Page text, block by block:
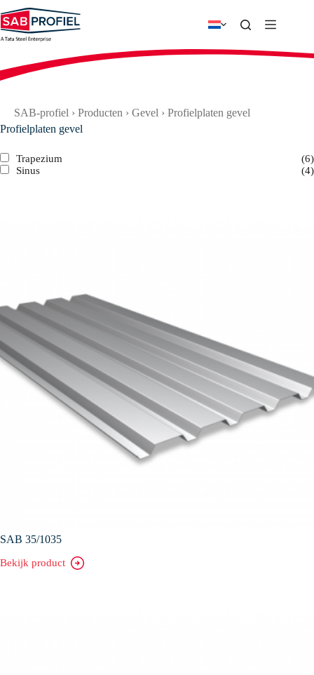
naar
de
inhoud
SAB-profiel › Producten › Gevel › Profielplaten gevel
Profielplaten gevel
Trapezium
(6)
Sinus
(4)
SAB 35/1035
Bekijk product
SAB